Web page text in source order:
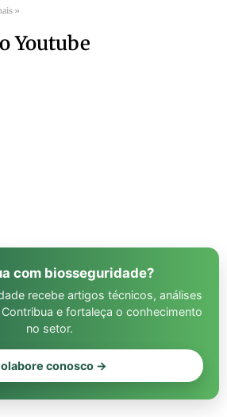
»
Youtube
com biosseguridade?
recebe artigos técnicos, análises
e fortaleça o conhecimento
no setor.
conosco →